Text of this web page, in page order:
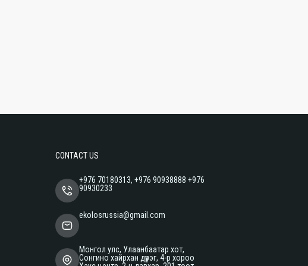
CONTACT US
+976 70180313, +976 90938888 +976
90930233
ekolosrussia@gmail.com
Монгол улс, Улаанбаатар хот,
Сонгино хайрхан дүүрэг, 4-р хороо